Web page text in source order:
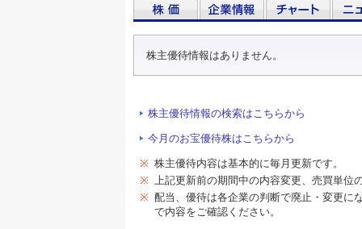
株主優待情報はありません。
株主優待情報の検索はこちらから
今月のお宝優待株はこちらから
※ 株主優待内容は基本的に毎月更新です。
※ 上記更新前の期間中の内容変更、売買単位
※ 配当、優待は各企業の判断で廃止・変更に
で内容をご確認ください。